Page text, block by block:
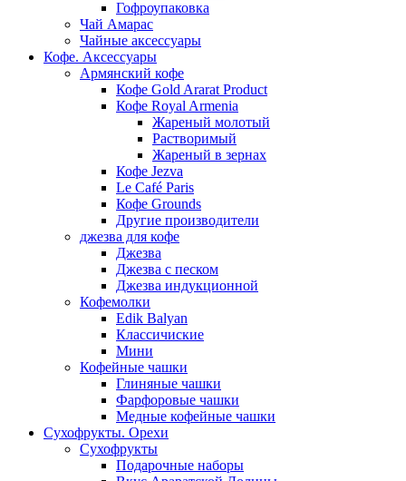
Гофроупаковка
Чай Амарас
Чайные аксессуары
Кофе. Аксессуары
Армянский кофе
Кофе Gold Ararat Product
Кофе Royal Armenia
Жареный молотый
Растворимый
Жареный в зернах
Кофе Jezva
Le Café Paris
Кофе Grounds
Другие производители
джезва для кофе
Джезва
Джезва с песком
Джезва индукционной
Кофемолки
Edik Balyan
Классичиские
Мини
Кофейные чашки
Глиняные чашки
Фарфоровые чашки
Медные кофейные чашки
Сухофрукты. Орехи
Сухофрукты
Подарочные наборы